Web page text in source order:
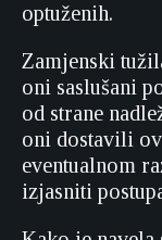
optuženih.
Zamjenski
oni saslušani
od strane
oni dostavili
eventualnom
izjasniti